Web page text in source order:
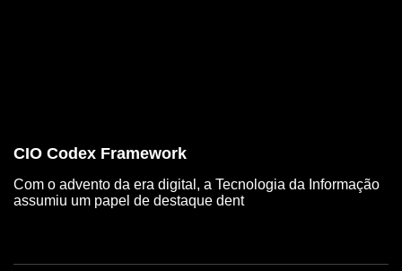
CIO Codex Framework
Com o advento da era digital, a Tecnologia da Informação
assumiu um papel de destaque dent